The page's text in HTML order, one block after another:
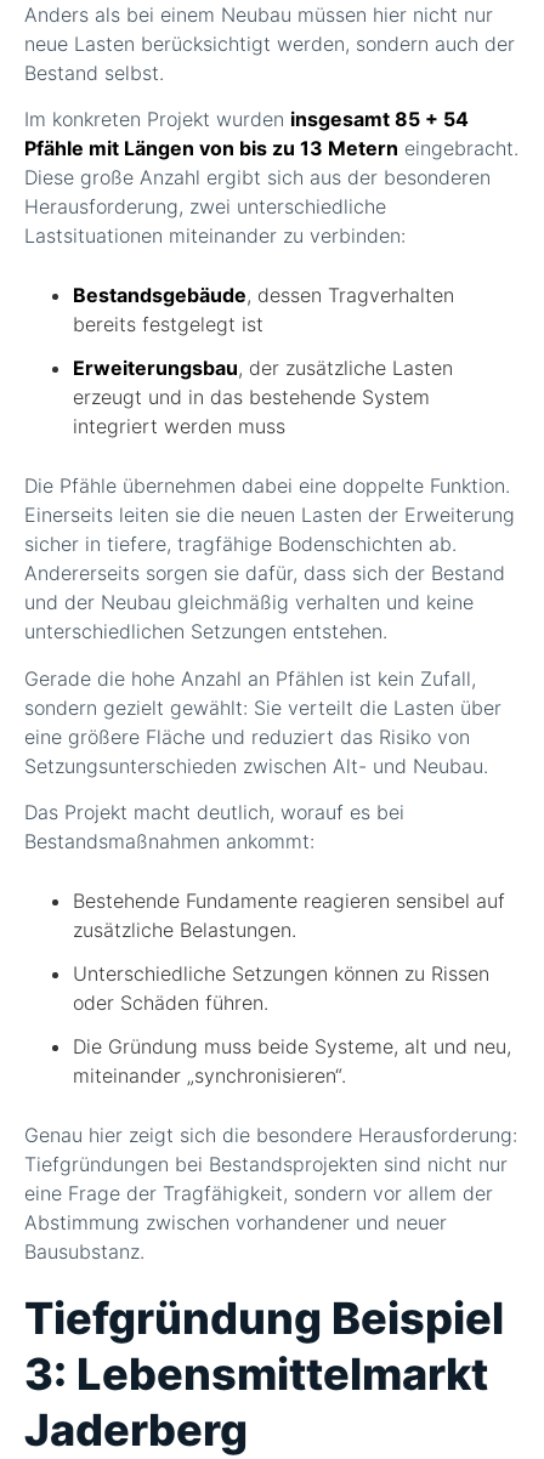
Anders als bei einem Neubau müssen hier nicht nur
neue Lasten berücksichtigt werden, sondern auch der
Bestand selbst.
Im konkreten Projekt wurden insgesamt 85 + 54
Pfähle mit Längen von bis zu 13 Metern eingebracht.
Diese große Anzahl ergibt sich aus der besonderen
Herausforderung, zwei unterschiedliche
Lastsituationen miteinander zu verbinden:
Bestandsgebäude, dessen Tragverhalten
bereits festgelegt ist
Erweiterungsbau, der zusätzliche Lasten
erzeugt und in das bestehende System
integriert werden muss
Die Pfähle übernehmen dabei eine doppelte Funktion.
Einerseits leiten sie die neuen Lasten der Erweiterung
sicher in tiefere, tragfähige Bodenschichten ab.
Andererseits sorgen sie dafür, dass sich der Bestand
und der Neubau gleichmäßig verhalten und keine
unterschiedlichen Setzungen entstehen.
Gerade die hohe Anzahl an Pfählen ist kein Zufall,
sondern gezielt gewählt: Sie verteilt die Lasten über
eine größere Fläche und reduziert das Risiko von
Setzungsunterschieden zwischen Alt- und Neubau.
Das Projekt macht deutlich, worauf es bei
Bestandsmaßnahmen ankommt:
Bestehende Fundamente reagieren sensibel auf
zusätzliche Belastungen.
Unterschiedliche Setzungen können zu Rissen
oder Schäden führen.
Die Gründung muss beide Systeme, alt und neu,
miteinander „synchronisieren“.
Genau hier zeigt sich die besondere Herausforderung:
Tiefgründungen bei Bestandsprojekten sind nicht nur
eine Frage der Tragfähigkeit, sondern vor allem der
Abstimmung zwischen vorhandener und neuer
Bausubstanz.
Tiefgründung Beispiel
3: Lebensmittelmarkt
Jaderberg